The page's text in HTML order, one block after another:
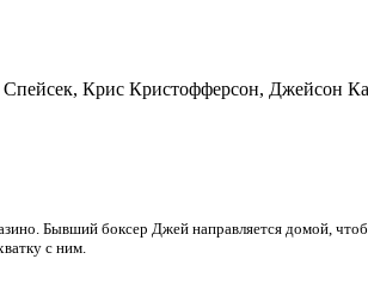
Бывший боксер Джей направляется домой,
с ним.